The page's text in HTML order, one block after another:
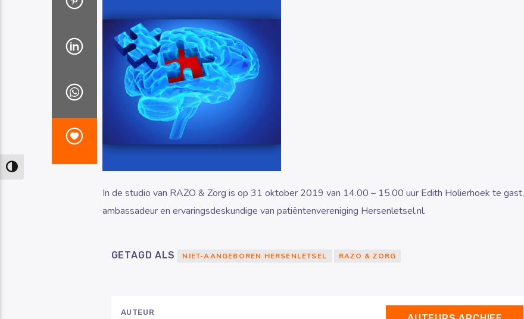
Keuze voor hoog contrast
In de studio van RAZO & Zorg is op 31 oktober 2019 van 14.00 – 15.00 uur Edith Holierhoek te gast,
ambassadeur en ervaringsdeskundige van patiëntenvereniging Hersenletsel.nl.
GETAGD ALS NIET-AANGEBOREN HERSENLETSEL RAZO & ZORG
AUTEUR